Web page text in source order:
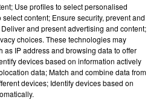
0h37
0h37
Use profiles to select personalised
content; Ensure security, prevent and
and present advertising and content;
choices. These technologies may
as IP address and browsing data to offer
devices based on information actively
data; Match and combine data from
devices; Identify devices based on